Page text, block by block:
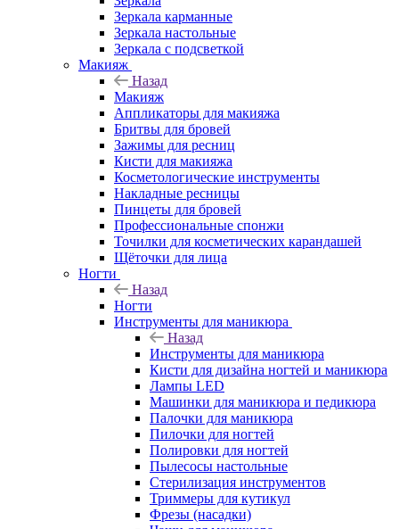
Зеркала карманные
Зеркала настольные
Зеркала с подсветкой
Макияж
Назад
Макияж
Аппликаторы для макияжа
Бритвы для бровей
Зажимы для ресниц
Кисти для макияжа
Косметологические инструменты
Накладные ресницы
Пинцеты для бровей
Профессиональные спонжи
Точилки для косметических карандашей
Щёточки для лица
Ногти
Назад
Ногти
Инструменты для маникюра
Назад
Инструменты для маникюра
Кисти для дизайна ногтей и маникюра
Лампы LED
Машинки для маникюра и педикюра
Палочки для маникюра
Пилочки для ногтей
Полировки для ногтей
Пылесосы настольные
Стерилизация инструментов
Триммеры для кутикул
Фрезы (насадки)